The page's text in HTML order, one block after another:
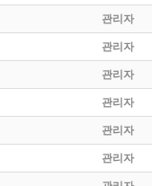
관리자
관리자
관리자
관리자
관리자
관리자